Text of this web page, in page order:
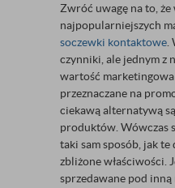
Zwróć uwagę na to, że
najpopularniejszych
soczewki kontaktowe
czynniki, ale jednym z
wartość
przeznaczane na
ciekawą alternatywą
produktów. Wówczas
taki sam sposób, jak te
zbliżone właściwości.
sprzedawane pod